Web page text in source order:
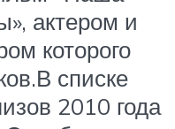
актером и
которого
списке
2010 года